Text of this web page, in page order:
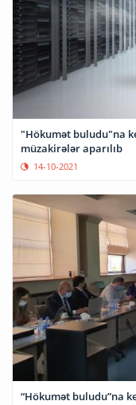
"Hökumət buludu"na
müzakirələr aparılıb
14-10-2021
“Hökumət buludu”na